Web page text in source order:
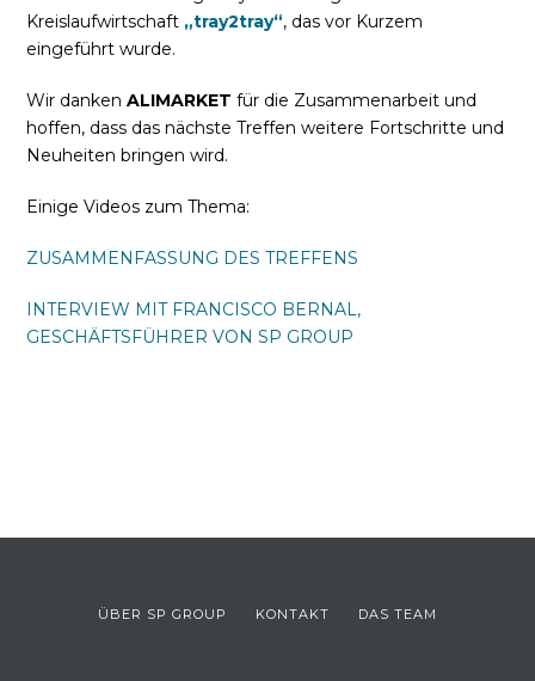
Kreislaufwirtschaft „tray2tray“, das vor Kurzem
eingeführt wurde.
Wir dankenALIMARKETfür die Zusammenarbeit und
hoffen, dass das nächste Treffen weitere Fortschritte und
Neuheiten bringen wird.
Einige Videos zum Thema:
ZUSAMMENFASSUNG DES TREFFENS
INTERVIEW MIT FRANCISCO BERNAL,
GESCHÄFTSFÜHRER VON SP GROUP
ÜBER SP GROUP KONTAKT DAS TEAM